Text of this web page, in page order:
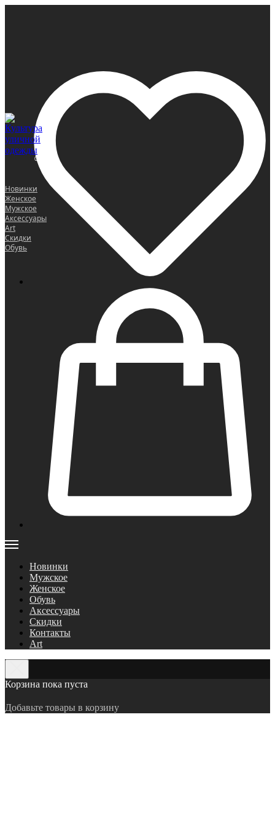
0
Новинки
Женское
Мужское
Аксессуары
Art
Скидки
Обувь
Новинки
Мужское
Женское
Обувь
Аксессуары
Скидки
Контакты
Art
Корзина пока пуста
Добавьте товары в корзину